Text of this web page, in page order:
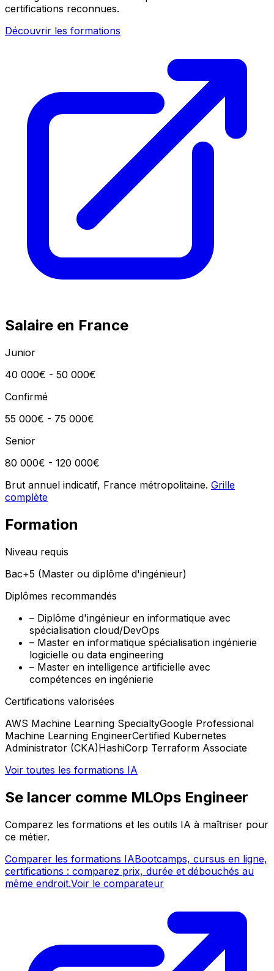
certifications reconnues.
Découvrir les formations
Salaire en France
Junior
40 000€ - 50 000€
Confirmé
55 000€ - 75 000€
Senior
80 000€ - 120 000€
Brut annuel indicatif, France métropolitaine. Grille
complète
Formation
Niveau requis
Bac+5 (Master ou diplôme d'ingénieur)
Diplômes recommandés
– Diplôme d'ingénieur en informatique avec
spécialisation cloud/DevOps
– Master en informatique spécialisation ingénierie
logicielle ou data engineering
– Master en intelligence artificielle avec
compétences en ingénierie
Certifications valorisées
AWS Machine Learning SpecialtyGoogle Professional
Machine Learning EngineerCertified Kubernetes
Administrator (CKA)HashiCorp Terraform Associate
Voir toutes les formations IA
Se lancer comme MLOps Engineer
Comparez les formations et les outils IA à maîtriser pour
ce métier.
Comparer les formations IABootcamps, cursus en ligne,
certifications : comparez prix, durée et débouchés au
même endroit.Voir le comparateur